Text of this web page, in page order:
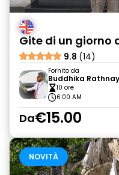
Gite di un giorno
9.8 (14)
Fornito da
Buddhika
10 ore
6:00 AM
Da€15.00
NOVITÀ